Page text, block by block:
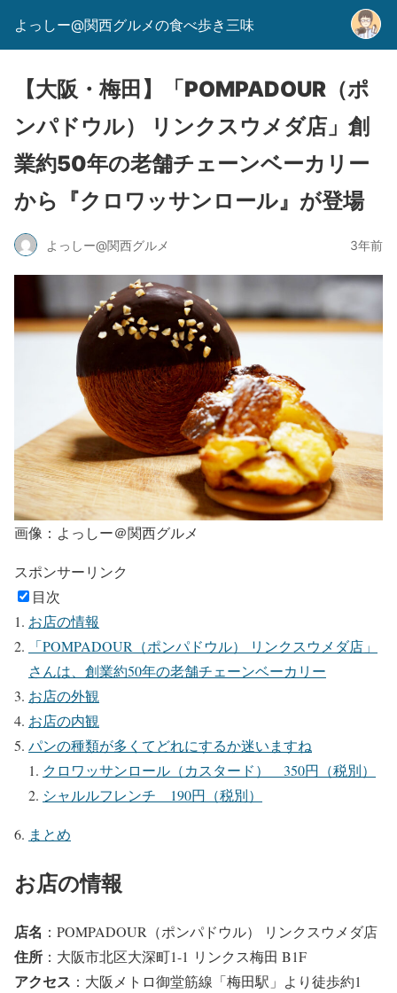
よっしー@関西グルメの食べ歩き三味
【大阪・梅田】「POMPADOUR（ポ
ンパドウル） リンクスウメダ店」創
業約50年の老舗チェーンベーカリー
から『クロワッサンロール』が登場
よっしー@関西グルメ 3年前
画像：よっしー＠関西グルメ
スポンサーリンク
目次
お店の情報
「POMPADOUR（ポンパドウル） リンクスウメダ店」
さんは、創業約50年の老舗チェーンベーカリー
お店の外観
お店の内観
パンの種類が多くてどれにするか迷いますね
クロワッサンロール（カスタード） 350円（税別）
シャルルフレンチ 190円（税別）
まとめ
お店の情報
店名 ：POMPADOUR（ポンパドウル） リンクスウメダ店
住所 ：大阪市北区大深町1-1 リンクス梅田 B1F
アクセス ：大阪メトロ御堂筋線「梅田駅」より徒歩約1